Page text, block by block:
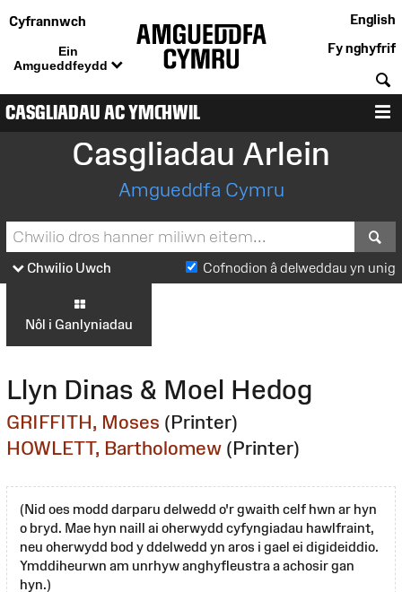
Cyfrannwch
Ein
Amgueddfeydd
English
Fy nghyfrif
CASGLIADAU AC YMCHWIL
Casgliadau Arlein
Amgueddfa Cymru
Chwilio Uwch Cofnodion â delweddau yn unig
Nôl i Ganlyniadau
Llyn Dinas & Moel Hedog
GRIFFITH, Moses (Printer)
HOWLETT, Bartholomew (Printer)
(Nid oes modd darparu delwedd o'r gwaith celf hwn ar hyn
o bryd. Mae hyn naill ai oherwydd cyfyngiadau hawlfraint,
neu oherwydd bod y ddelwedd yn aros i gael ei digideiddio.
Ymddiheurwn am unrhyw anghyfleustra a achosir gan
hyn.)